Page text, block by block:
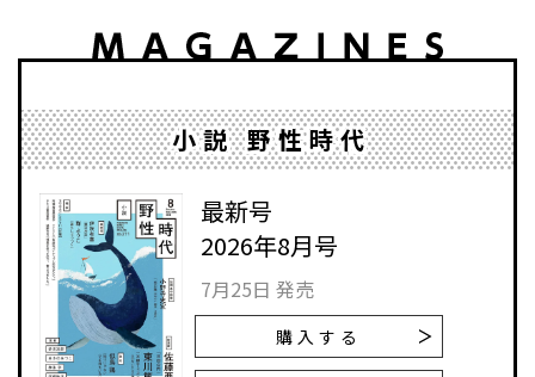
小説 野性時代
最新号
2026年8月号
7月25日 発売
購入する